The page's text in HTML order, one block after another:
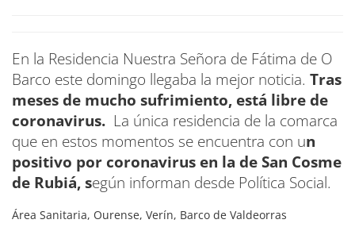
En la Residencia Nuestra Señora de Fátima de O
Barco este domingo llegaba la mejor noticia. Tras
meses de mucho sufrimiento, está libre de
coronavirus. La única residencia de la comarca
que en estos momentos se encuentra con un
positivo por coronavirus en la de San Cosme
de Rubiá, según informan desde Política Social.
Área Sanitaria, Ourense, Verín, Barco de Valdeorras